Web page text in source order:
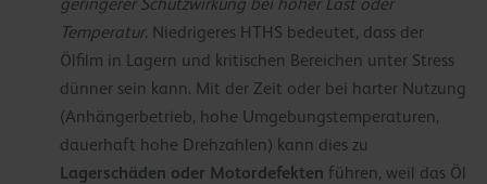
geringerer Schutzwirkung bei hoher Last oder
Temperatur. Niedrigeres HTHS bedeutet, dass der
Ölfilm in Lagern und kritischen Bereichen unter Stress
dünner sein kann. Mit der Zeit oder bei harter Nutzung
(Anhängerbetrieb, hohe Umgebungstemperaturen,
dauerhaft hohe Drehzahlen) kann dies zu
Lagerschäden oder Motordefekten führen, weil das Öl